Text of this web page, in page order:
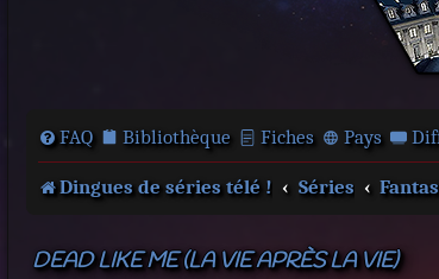
FAQ Bibliothèque Fiches Pays
Dingues de séries télé ! Séries
DEAD LIKE ME (LA VIE APRÈS LA VIE)